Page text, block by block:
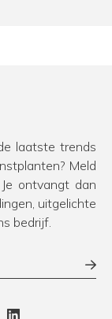
laatste trends
Meld
ontvangt dan
uitgelichte
bedrijf.